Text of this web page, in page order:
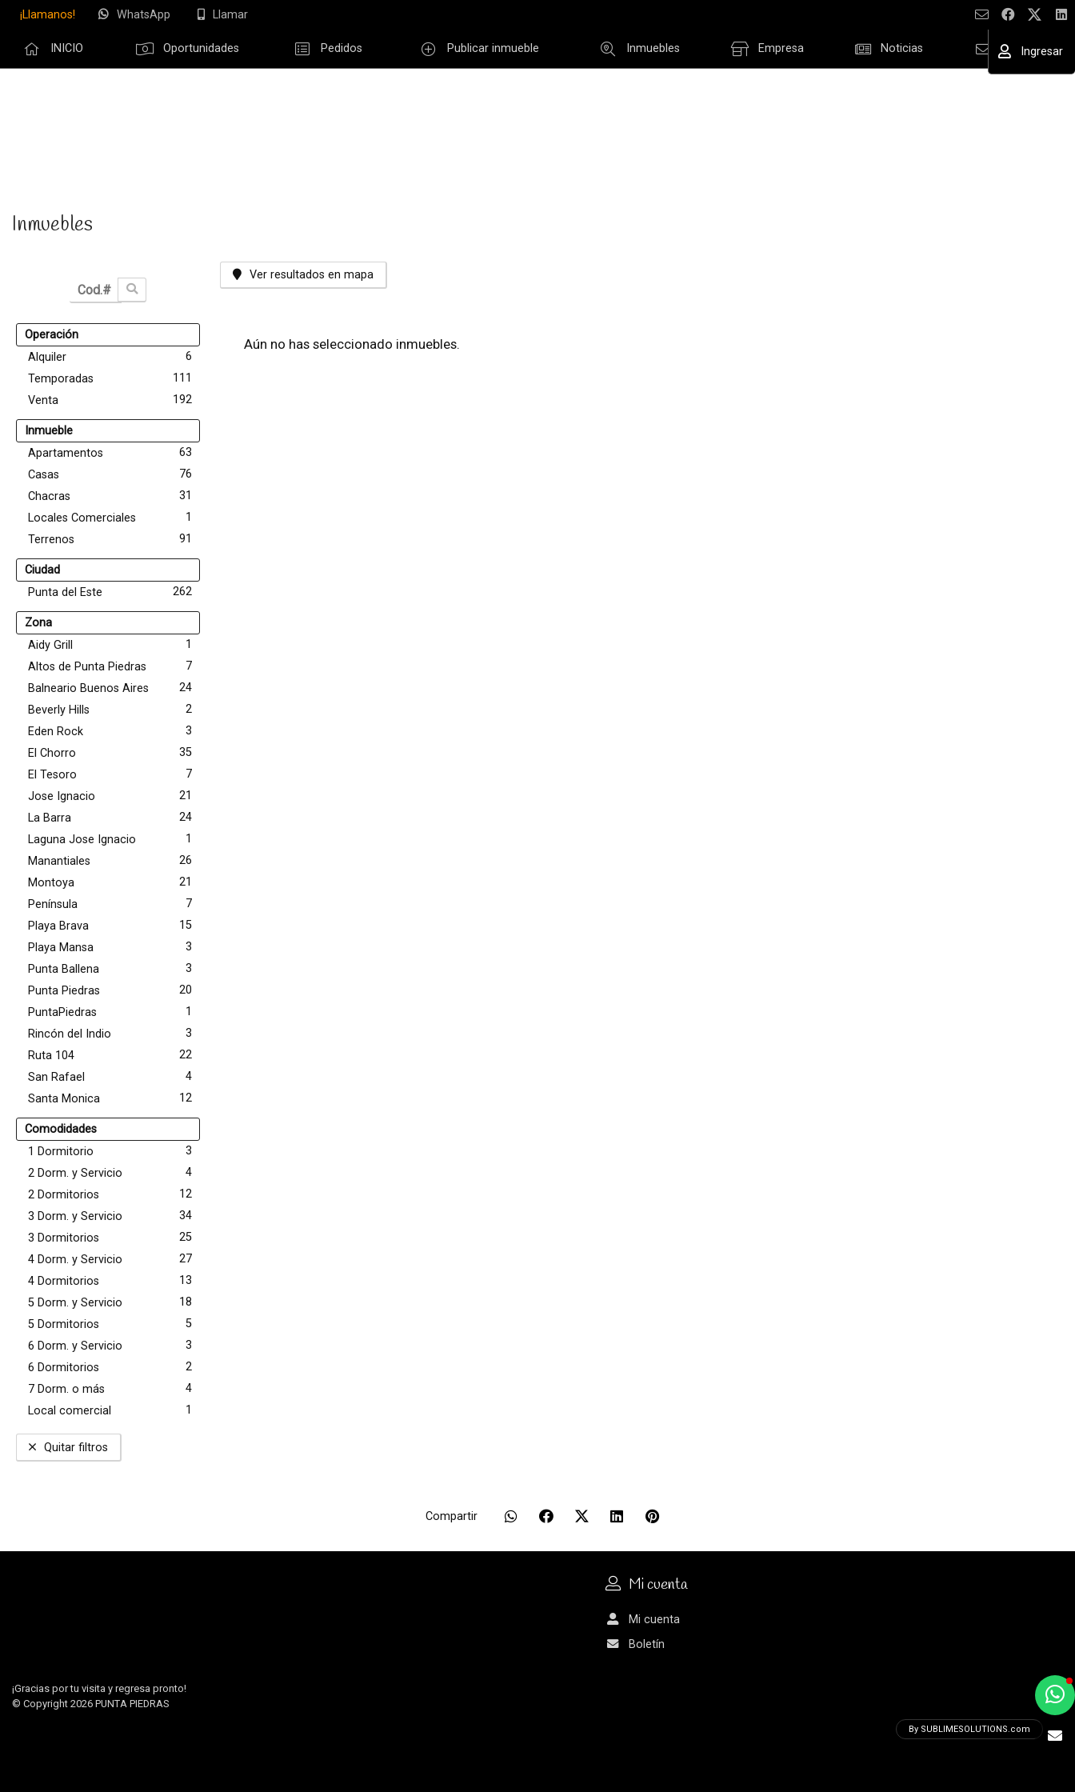
¡Llamanos! WhatsApp Llamar
Usuario Ingresar
INICIO Oportunidades Pedidos Publicar inmueble Inmuebles Empresa Noticias Contacto
Inmuebles
Operación
Alquiler
6
Temporadas
111
Venta
192
Inmueble
Apartamentos
63
Casas
76
Chacras
31
Locales Comerciales
1
Terrenos
91
Ciudad
Punta del Este
262
Zona
Aidy Grill
1
Altos de Punta Piedras
7
Balneario Buenos Aires
24
Beverly Hills
2
Eden Rock
3
El Chorro
35
El Tesoro
7
Jose Ignacio
21
La Barra
24
Laguna Jose Ignacio
1
Manantiales
26
Montoya
21
Península
7
Playa Brava
15
Playa Mansa
3
Punta Ballena
3
Punta Piedras
20
PuntaPiedras
1
Rincón del Indio
3
Ruta 104
22
San Rafael
4
Santa Monica
12
Comodidades
1 Dormitorio
3
2 Dorm. y Servicio
4
2 Dormitorios
12
3 Dorm. y Servicio
34
3 Dormitorios
25
4 Dorm. y Servicio
27
4 Dormitorios
13
5 Dorm. y Servicio
18
5 Dormitorios
5
6 Dorm. y Servicio
3
6 Dormitorios
2
7 Dorm. o más
4
Local comercial
1
Quitar filtros
Ver resultados en mapa
Aún no has seleccionado inmuebles.
Compartir
Mi cuenta
Mi cuenta
Boletín
¡Gracias por tu visita y regresa pronto!
© Copyright 2026 PUNTA PIEDRAS
By SUBLIMESOLUTIONS.com